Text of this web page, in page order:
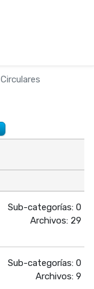
Circulares
Sub-categorías: 0
Archivos: 29
Sub-categorías: 0
Archivos: 9